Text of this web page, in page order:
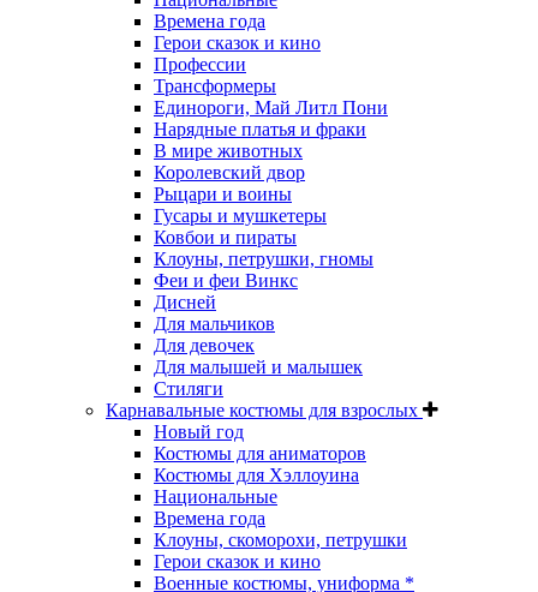
Времена года
Герои сказок и кино
Профессии
Трансформеры
Единороги, Май Литл Пони
Нарядные платья и фраки
В мире животных
Королевский двор
Рыцари и воины
Гусары и мушкетеры
Ковбои и пираты
Клоуны, петрушки, гномы
Феи и феи Винкс
Дисней
Для мальчиков
Для девочек
Для малышей и малышек
Стиляги
Карнавальные костюмы для взрослых
Новый год
Костюмы для аниматоров
Костюмы для Хэллоуина
Национальные
Времена года
Клоуны, скоморохи, петрушки
Герои сказок и кино
Военные костюмы, униформа *